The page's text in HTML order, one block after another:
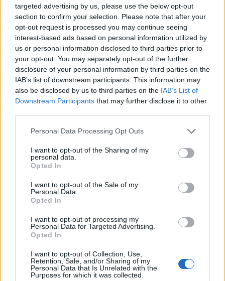
targeted advertising by us, please use the below opt-out
section to confirm your selection. Please note that after your
opt-out request is processed you may continue seeing
interest-based ads based on personal information utilized by
us or personal information disclosed to third parties prior to
your opt-out. You may separately opt-out of the further
disclosure of your personal information by third parties on the
IAB’s list of downstream participants. This information may
also be disclosed by us to third parties on the IAB’s List of
Downstream Participants that may further disclose it to other
Please note that this website/app uses one or more Google
not limited to your visit or usage behaviour. You may click to
grant or deny consent to Google and its third-party tags to
use your data for below specified purposes in below Google
consent section.
Personal Data Processing Opt Outs
I want to opt-out of the Sharing of my
personal data.
Opted In
I want to opt-out of the Sale of my
Personal Data.
Opted In
I want to opt-out of processing my
Personal Data for Targeted Advertising.
Opted In
I want to opt-out of Collection, Use,
Retention, Sale, and/or Sharing of my
Personal Data that Is Unrelated with the
Purposes for which it was collected.
Υπενθυμίζεται πως πρώτος την πόρτα της εξόδου
άνοιξε προ ολίγων ημερών ο βουλευτής Ροδόπης,
Οζγκιούρ Φερχάτ, ο οποίος ανεξαρτητοποιήθηκε
μειώνοντας την κοινοβουλευτική δύναμη της Νέας